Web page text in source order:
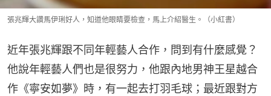
張兆輝大讚馬伊琍好人，知道他眼睛要檢查，馬上介紹醫生。（小紅書）
近年張兆輝跟不同年輕藝人合作，問到有什麼感覺？
他說年輕藝人們也是很努力，他跟內地男神王星越合
作《寧安如夢》時，有一起去打羽毛球；最近跟對方